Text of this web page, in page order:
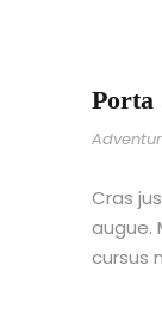
Porta
Cras
augue.
cursus